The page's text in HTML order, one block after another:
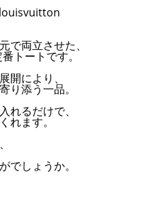
で両立させた、
トートです。
開により、
り添う一品。
れるだけで、
れます。
でしょうか。